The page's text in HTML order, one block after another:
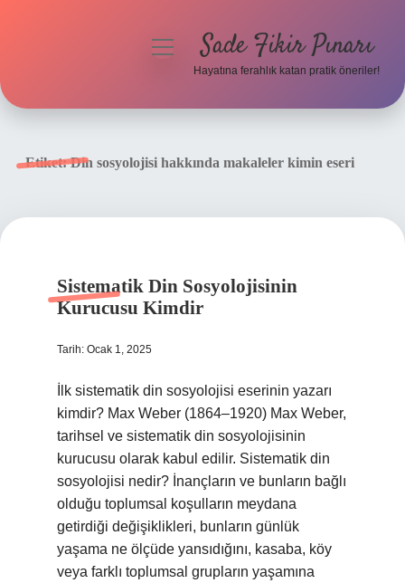
menüyüSade Fikir Pınarı
Hayatına ferahlık katan pratik öneriler!
Etiket:Din sosyolojisi hakkında makaleler kimin eseri
Sistematik Din Sosyolojisinin
Kurucusu Kimdir
Tarih: Ocak 1, 2025
İlk sistematik din sosyolojisi eserinin yazarı
kimdir? Max Weber (1864–1920) Max Weber,
tarihsel ve sistematik din sosyolojisinin
kurucusu olarak kabul edilir. Sistematik din
sosyolojisi nedir? İnançların ve bunların bağlı
olduğu toplumsal koşulların meydana
getirdiği değişiklikleri, bunların günlük
yaşama ne ölçüde yansıdığını, kasaba, köy
veya farklı toplumsal grupların yaşamına